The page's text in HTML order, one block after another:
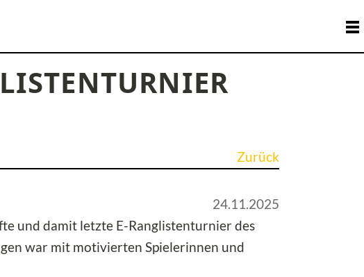
Zurück
24.11.2025
und damit letzte E-Ranglistenturnier des
war mit motivierten Spielerinnen und